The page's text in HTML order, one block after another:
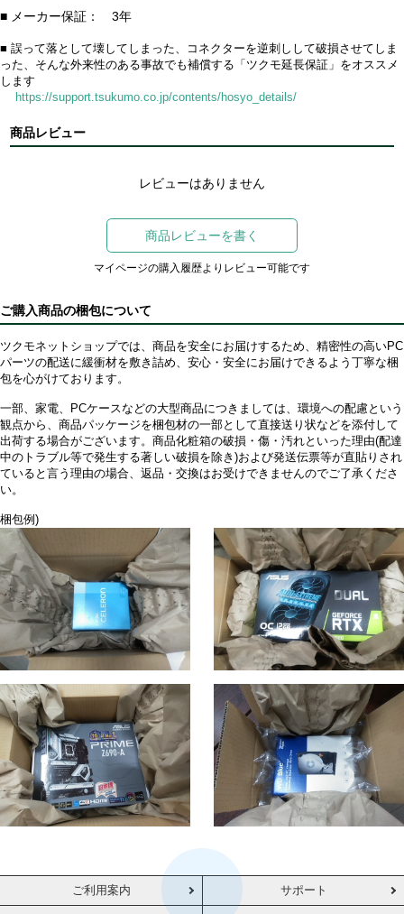
■ メーカー保証： 3年
■ 誤って落として壊してしまった、コネクターを逆刺しして破損させてしま
った、そんな外来性のある事故でも補償する「ツクモ延長保証」をオススメ
します
https://support.tsukumo.co.jp/contents/hosyo_details/
商品レビュー
レビューはありません
商品レビューを書く
マイページの購入履歴よりレビュー可能です
ご購入商品の梱包について
ツクモネットショップでは、商品を安全にお届けするため、精密性の高いPC
パーツの配送に緩衝材を敷き詰め、安心・安全にお届けできるよう丁寧な梱
包を心がけております。
一部、家電、PCケースなどの大型商品につきましては、環境への配慮という
観点から、商品パッケージを梱包材の一部として直接送り状などを添付して
出荷する場合がございます。商品化粧箱の破損・傷・汚れといった理由(配達
中のトラブル等で発生する著しい破損を除き)および発送伝票等が直貼りされ
ていると言う理由の場合、返品・交換はお受けできませんのでご了承くださ
い。
梱包例)
ご利用案内 サポート